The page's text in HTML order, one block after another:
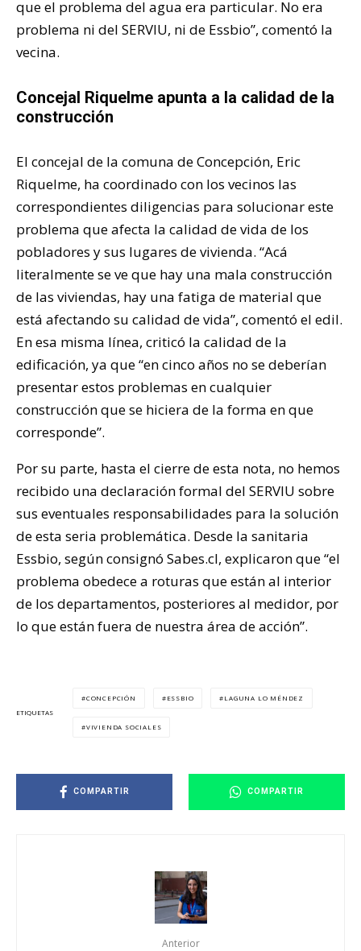
que el problema del agua era particular. No era
problema ni del SERVIU, ni de Essbio”, comentó la
vecina.
Concejal Riquelme apunta a la calidad de la
construcción
El concejal de la comuna de Concepción, Eric
Riquelme, ha coordinado con los vecinos las
correspondientes diligencias para solucionar este
problema que afecta la calidad de vida de los
pobladores y sus lugares de vivienda. “Acá
literalmente se ve que hay una mala construcción
de las viviendas, hay una fatiga de material que
está afectando su calidad de vida”, comentó el edil.
En esa misma línea, criticó la calidad de la
edificación, ya que “en cinco años no se deberían
presentar estos problemas en cualquier
construcción que se hiciera de la forma en que
corresponde”.
Por su parte, hasta el cierre de esta nota, no hemos
recibido una declaración formal del SERVIU sobre
sus eventuales responsabilidades para la solución
de esta seria problemática. Desde la sanitaria
Essbio, según consignó Sabes.cl, explicaron que “el
problema obedece a roturas que están al interior
de los departamentos, posteriores al medidor, por
lo que están fuera de nuestra área de acción”.
ETIQUETAS
CONCEPCIÓN ESSBIO LAGUNA LO MÉNDEZ
VIVIENDA SOCIALES
COMPARTIR COMPARTIR
Anterior